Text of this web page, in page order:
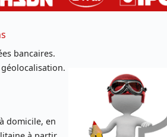
bancaires.
domicile, en